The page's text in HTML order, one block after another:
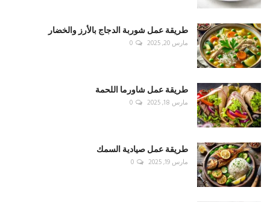
طريقة عمل شوربة الدجاج بالأرز والخضار
مارس 20, 2025 0
طريقة عمل شاورما اللحمة
مارس 18, 2025 0
طريقة عمل صيادية السمك
مارس 19, 2025 0